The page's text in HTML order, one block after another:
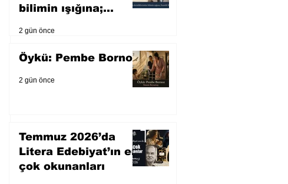
bilimin ışığına;
2 gün önce
Öykü: Pembe Bornoz
2 gün önce
Temmuz 2026’da
Litera Edebiyat’ın en
çok okunanları